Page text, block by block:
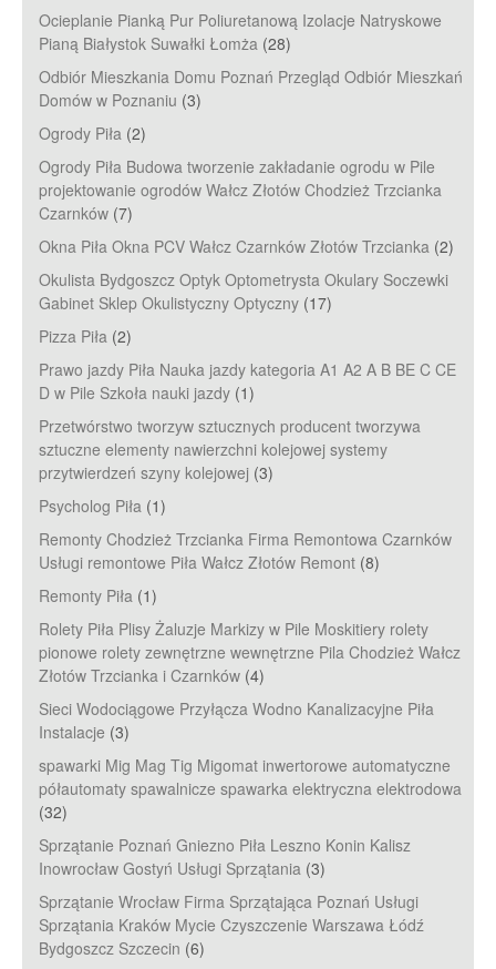
Ocieplanie Pianką Pur Poliuretanową Izolacje Natryskowe
Pianą Białystok Suwałki Łomża (28)
Odbiór Mieszkania Domu Poznań Przegląd Odbiór Mieszkań
Domów w Poznaniu (3)
Ogrody Piła (2)
Ogrody Piła Budowa tworzenie zakładanie ogrodu w Pile
projektowanie ogrodów Wałcz Złotów Chodzież Trzcianka
Czarnków (7)
Okna Piła Okna PCV Wałcz Czarnków Złotów Trzcianka (2)
Okulista Bydgoszcz Optyk Optometrysta Okulary Soczewki
Gabinet Sklep Okulistyczny Optyczny (17)
Pizza Piła (2)
Prawo jazdy Piła Nauka jazdy kategoria A1 A2 A B BE C CE
D‎ w Pile Szkoła nauki jazdy (1)
Przetwórstwo tworzyw sztucznych producent tworzywa
sztuczne elementy nawierzchni kolejowej systemy
przytwierdzeń szyny kolejowej (3)
Psycholog Piła (1)
Remonty Chodzież Trzcianka Firma Remontowa Czarnków
Usługi remontowe Piła Wałcz Złotów Remont (8)
Remonty Piła (1)
Rolety Piła Plisy Żaluzje Markizy w Pile Moskitiery rolety
pionowe rolety zewnętrzne wewnętrzne Pila Chodzież Wałcz
Złotów Trzcianka i Czarnków (4)
Sieci Wodociągowe Przyłącza Wodno Kanalizacyjne Piła
Instalacje (3)
spawarki Mig Mag Tig Migomat inwertorowe automatyczne
półautomaty spawalnicze spawarka elektryczna elektrodowa
(32)
Sprzątanie Poznań Gniezno Piła Leszno Konin Kalisz
Inowrocław Gostyń Usługi Sprzątania (3)
Sprzątanie Wrocław Firma Sprzątająca Poznań Usługi
Sprzątania Kraków Mycie Czyszczenie Warszawa Łódź
Bydgoszcz Szczecin (6)